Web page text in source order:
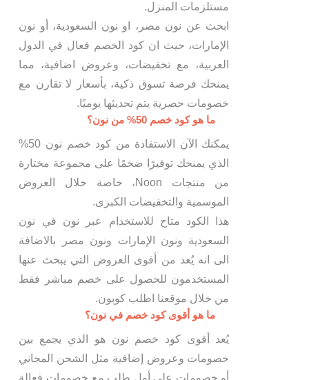
مستلزمات المنزل.
ابحث عن نون مصر، او نون السعودية، أو نون
الإمارات، حيث ان كود الخصم فعال في الدول
العربية، مع تخفيضات، وعروض اضافية، مما
يمنحك فرصة تسوق ذكية، بأسعار لا تقارن مع
خصومات حصرية يتم تحديثها يوميًا.
ما هو كود خصم 50% من نون؟
يمكنك الآن الاستفادة من كود خصم نون 50%
الذي يمنحك توفيرًا ضخمًا على مجموعة مختارة
من منتجات Noon، خاصة خلال العروض
الموسمية والتخفيضات الكبرى.
هذا الكود متاح للاستخدام عبر نون في نون
السعودية ونون الإمارات ونون مصر بالاضافة
الى انه يُعد من أقوى العروض التي يبحث عنها
المستخدمون للحصول على خصم مباشر فقط
من خلال موقعنا اطلب كوبون.
ما هو أقوى كود خصم في نون؟
يُعد أقوى كود خصم نون هو الذي يجمع بين
خصومات وعروض إضافية مثل الشحن المجاني